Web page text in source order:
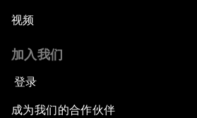
视频
加入我们
登录
成为我们的合作伙伴